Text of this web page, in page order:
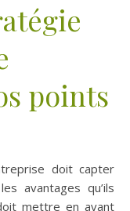
points
doit capter
avantages qu’ils
mettre en avant